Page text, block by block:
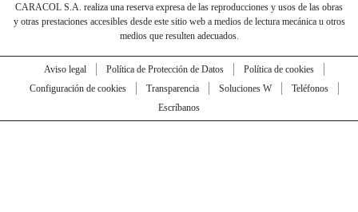
CARACOL S.A. realiza una reserva expresa de las reproducciones y usos de las obras
y otras prestaciones accesibles desde este sitio web a medios de lectura mecánica u otros
medios que resulten adecuados.
Aviso legal Política de Protección de Datos
Política de cookies
Configuración de cookies
Transparencia Soluciones W
Teléfonos
Escríbanos